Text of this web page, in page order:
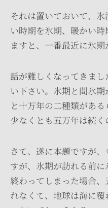
それは置いておいて、
い時期を氷期、暖かい
ますと、一番最近に氷期
話が難しくなってきま
い下さい。氷期と間氷
と十万年の二種類があ
少なくとも五万年は続く
さて、遂に本題ですが
すが、氷期が訪れる前
終わってしまった場合
れなくて、地球は海に